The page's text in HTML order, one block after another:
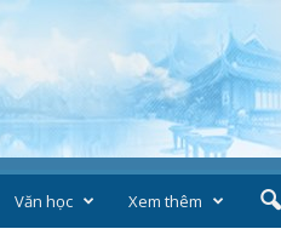
Văn học Xem thêm